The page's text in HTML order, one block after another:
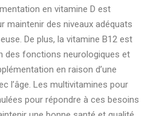
en vitamine D est
maintenir des niveaux adéquats
De plus, la vitamine B12 est
des fonctions neurologiques et
en raison d’une
l’âge. Les multivitamines pour
pour répondre à ces besoins